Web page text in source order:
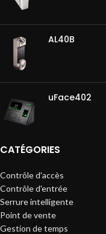
AL40B
uFace402
CATÉGORIES
Contrôle d'accès
Contrôle d'entrée
Serrure intelligente
Point de vente
Gestion de temps